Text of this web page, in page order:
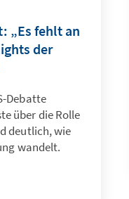
„Es fehlt an
der
Debatte
über die Rolle
deutlich, wie
wandelt.